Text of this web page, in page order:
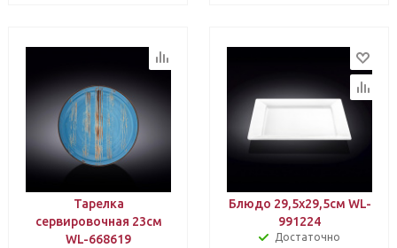
Тарелка
сервировочная 23см
WL-668619
Блюдо 29,5х29,5см WL-
991224
Достаточно